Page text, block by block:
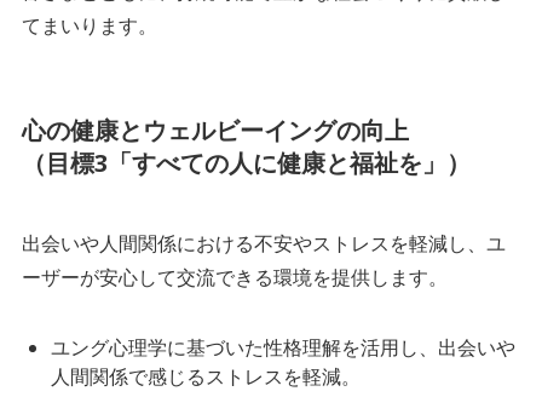
てまいります。
心の健康とウェルビーイングの向上
（目標3「すべての人に健康と福祉を」）
出会いや人間関係における不安やストレスを軽減し、ユ
ーザーが安心して交流できる環境を提供します。
ユング心理学に基づいた性格理解を活用し、出会いや
人間関係で感じるストレスを軽減。